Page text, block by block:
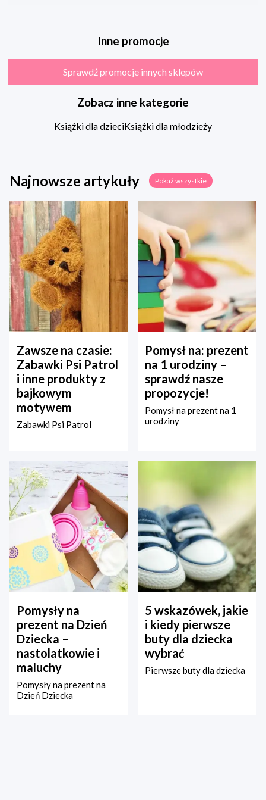
Inne promocje
Sprawdź promocje innych sklepów
Zobacz inne kategorie
Książki dla dzieciKsiążki dla młodzieży
Najnowsze artykuły Pokaż wszystkie
Zawsze na czasie:
Zabawki Psi Patrol
i inne produkty z
bajkowym
motywem
Zabawki Psi Patrol
Pomysł na: prezent
na 1 urodziny –
sprawdź nasze
propozycje!
Pomysł na prezent na 1
urodziny
Pomysły na
prezent na Dzień
Dziecka –
nastolatkowie i
maluchy
Pomysły na prezent na
Dzień Dziecka
5 wskazówek, jakie
i kiedy pierwsze
buty dla dziecka
wybrać
Pierwsze buty dla dziecka